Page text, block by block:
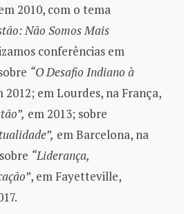
2010, com o tema
Não Somos Mais
conferências em
“O Desafio Indiano à
2012; em Lourdes, na França,
em 2013; sobre
em Barcelona, ​​na
“Liderança,
ção”, em Fayetteville,